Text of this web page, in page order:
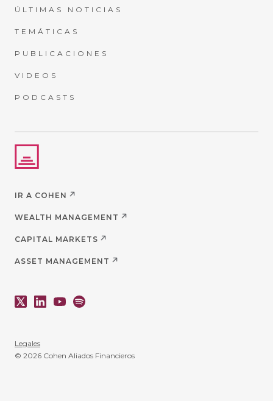
ÚLTIMAS NOTICIAS
TEMÁTICAS
PUBLICACIONES
VIDEOS
PODCASTS
IR A COHEN
WEALTH MANAGEMENT
CAPITAL MARKETS
ASSET MANAGEMENT
Legales
© 2026 Cohen Aliados Financieros